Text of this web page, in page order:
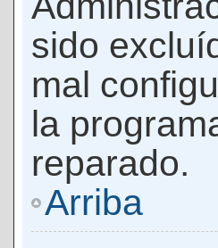
sido
mal
la
reparado.
Arriba